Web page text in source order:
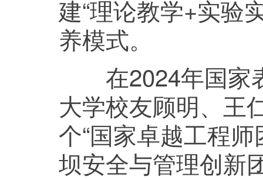
建“理论教学+实验
养模式。
在2024年国家表
大学校友顾明、王
个“国家卓越工程
坝安全与管理创新